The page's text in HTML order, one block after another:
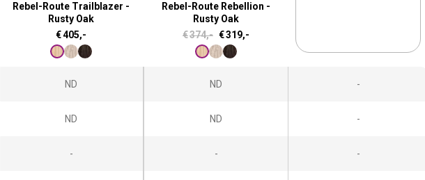
Rebel-Route Trailblazer -
Rusty Oak
€405,-
Rebel-Route Rebellion -
Rusty Oak
€374,- L
e
€319,-
ND ND -
ND ND -
- - -